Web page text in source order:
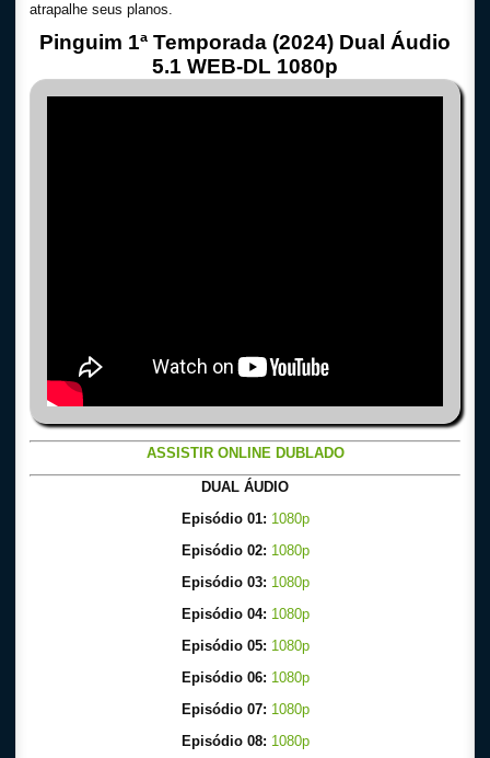
atrapalhe seus planos.
Pinguim 1ª Temporada (2024) Dual Áudio
5.1 WEB-DL 1080p
ASSISTIR ONLINE DUBLADO
DUAL ÁUDIO
Episódio 01: 1080p
Episódio 02: 1080p
Episódio 03: 1080p
Episódio 04: 1080p
Episódio 05: 1080p
Episódio 06: 1080p
Episódio 07: 1080p
Episódio 08: 1080p